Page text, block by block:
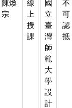
陳煥
宗
線
上
授
課
國
立
臺
灣
師
範
大
學
設
計
不
可
認
抵